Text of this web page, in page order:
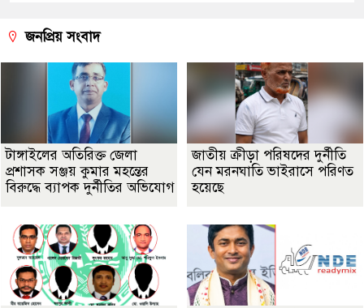
জনপ্রিয় সংবাদ
টাঙ্গাইলের অতিরিক্ত জেলা
প্রশাসক সঞ্জয় কুমার মহন্তের
বিরুদ্ধে ব্যাপক দুর্নীতির অভিযোগ
জাতীয় ক্রীড়া পরিষদের দুর্নীতি
যেন মরনঘাতি ভাইরাসে পরিণত
হয়েছে